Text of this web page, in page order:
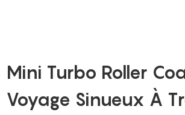
Mini Turbo Roller
Voyage Sinueux À